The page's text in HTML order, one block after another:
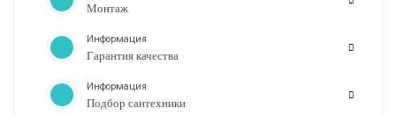
Монтаж
Информация
Гарантия качества
Информация
Подбор сантехники